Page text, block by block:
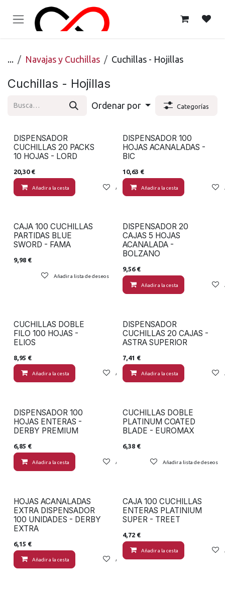
... Navajas y Cuchillas Cuchillas - Hojillas
Cuchillas - Hojillas
Ordenar por Categorías
DISPENSADOR
CUCHILLAS 20 PACKS
10 HOJAS - LORD
20,30€
Añadir a la cesta Añadir a lista de deseos
DISPENSADOR 100
HOJAS ACANALADAS -
BIC
10,63 €
Añadir a la cesta
CAJA 100 CUCHILLAS
PARTIDAS BLUE
SWORD - FAMA
9,98 €
Añadir a lista de deseos
DISPENSADOR 20
CAJAS 5 HOJAS
ACANALADA -
BOLZANO
9,56€
Añadir a la cesta
CUCHILLAS DOBLE
FILO 100 HOJAS -
ELIOS
8,95 €
Añadir a la cesta Añadir a lista de deseos
DISPENSADOR
CUCHILLAS 20 CAJAS -
ASTRA SUPERIOR
7,41 €
Añadir a la cesta
DISPENSADOR 100
HOJAS ENTERAS -
DERBY PREMIUM
6,85 €
Añadir a la cesta Añadir a lista de deseos
CUCHILLAS DOBLE
PLATINUM COATED
BLADE - EUROMAX
6,38€
Añadir a lista de deseos
HOJAS ACANALADAS
EXTRA DISPENSADOR
100 UNIDADES - DERBY
EXTRA
6,15 €
Añadir a la cesta Añadir a lista de deseos
CAJA 100 CUCHILLAS
ENTERAS PLATINIUM
SUPER - TREET
4,72€
Añadir a la cesta